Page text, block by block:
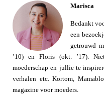
Marisca
Bedankt
een
getrouwd
’10) en Floris (okt. ’17).
moederschap en jullie te
verhalen etc. Kortom,
magazine voor moeders.